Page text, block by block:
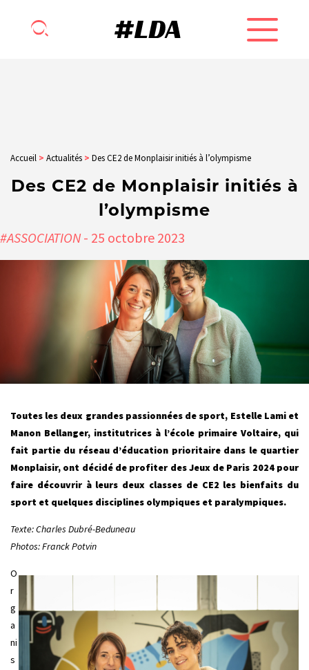
Accueil > Actualités > Des CE2 de Monplaisir initiés à l’olympisme
Des CE2 de Monplaisir initiés à
l’olympisme
#ASSOCIATION- 25 octobre 2023
Toutes les deux grandes passionnées de sport, Estelle Lami et
Manon Bellanger, institutrices à l’école primaire Voltaire, qui
fait partie du réseau d’éducation prioritaire dans le quartier
Monplaisir, ont décidé de profiter des Jeux de Paris 2024 pour
faire découvrir à leurs deux classes de CE2 les bienfaits du
sport et quelques disciplines olympiques et paralympiques.
Texte: Charles Dubré-Beduneau
Photos: Franck Potvin
O
r
g
a
ni
s